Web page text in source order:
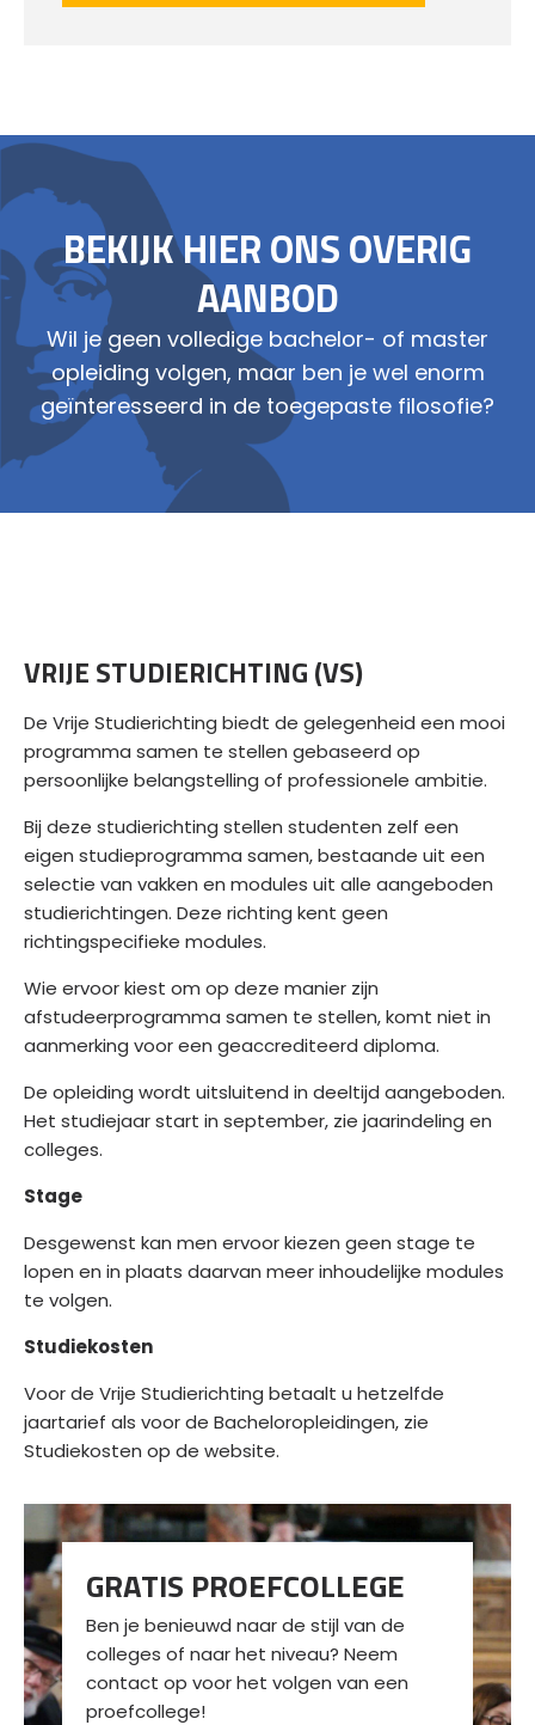
BEKIJK HIER ONS OVERIG
AANBOD
Wil je geen volledige bachelor- of master
opleiding volgen, maar ben je wel enorm
geïnteresseerd in de toegepaste filosofie?
VRIJE STUDIERICHTING (VS)
De Vrije Studierichting biedt de gelegenheid een mooi
programma samen te stellen gebaseerd op
persoonlijke belangstelling of professionele ambitie.
Bij deze studierichting stellen studenten zelf een
eigen studieprogramma samen, bestaande uit een
selectie van vakken en modules uit alle aangeboden
studierichtingen. Deze richting kent geen
richtingspecifieke modules.
​Wie ervoor kiest om op deze manier zijn
afstudeerprogramma samen te stellen, komt niet in
aanmerking voor een geaccrediteerd diploma.
​De opleiding wordt uitsluitend in deeltijd aangeboden.
Het studiejaar start in september, zie jaarindeling en
colleges.
Stage
Desgewenst kan men ervoor kiezen geen stage te
lopen en in plaats daarvan meer inhoudelijke modules
te volgen.
Studiekosten
Voor de Vrije Studierichting betaalt u hetzelfde
jaartarief als voor de Bacheloropleidingen, zie
Studiekosten op de website.
GRATIS PROEFCOLLEGE
Ben je benieuwd naar de stijl van de
colleges of naar het niveau? Neem
contact op voor het volgen van een
proefcollege!